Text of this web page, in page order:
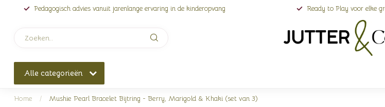
Pedagogisch advies vanuit jarenlange ervaring in de kinderopvang Ready to Play voor elke
Alle categorieën
Home / Mushie Pearl Bracelet Bijtring - Berry, Marigold & Khaki (set van 3)